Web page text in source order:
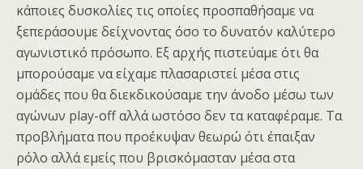
κάποιες δυσκολίες τις οποίες προσπαθήσαμε να
ξεπεράσουμε δείχνοντας όσο το δυνατόν καλύτερο
αγωνιστικό πρόσωπο. Εξ αρχής πιστεύαμε ότι θα
μπορούσαμε να είχαμε πλασαριστεί μέσα στις
ομάδες που θα διεκδικούσαμε την άνοδο μέσω των
αγώνων play-off αλλά ωστόσο δεν τα καταφέραμε. Τα
προβλήματα που προέκυψαν θεωρώ ότι έπαιξαν
ρόλο αλλά εμείς που βρισκόμασταν μέσα στα